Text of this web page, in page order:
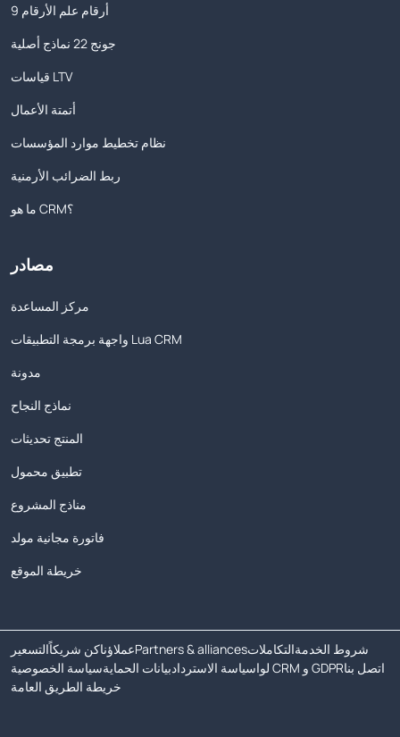
9 أرقام علم الأرقام
جونج 22 نماذج أصلية
قياسات LTV
أتمتة الأعمال
نظام تخطيط موارد المؤسسات
ربط الضرائب الأرمنية
ما هو CRM؟
مصادر
مركز المساعدة
واجهة برمجة التطبيقات Lua CRM
مدونة
نماذج النجاح
المنتج تحديثات
تطبيق محمول
مناذج المشروع
فاتورة مجانية مولد
خريطة الموقع
التسعيركن شريكاًعملاؤناPartners & alliancesالتكاملاتشروط الخدمة
سياسة الخصوصيةبيانات الحمايةسياسة الاسترداد لوا CRM و GDPRاتصل بنا
خريطة الطريق العامة